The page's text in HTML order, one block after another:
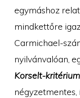
egymáshoz
mindkettőre
Carmichael-
nyilvánvalóan,
Korselt-kritérium